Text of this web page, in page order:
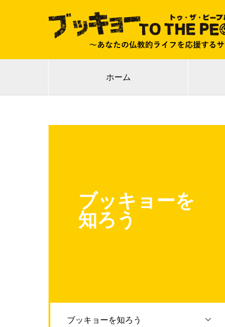
ホーム
ブッキョーを
知ろう
ブッキョーを知ろう